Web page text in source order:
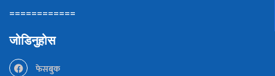
============
जोडिनुहोस
फेसबुक